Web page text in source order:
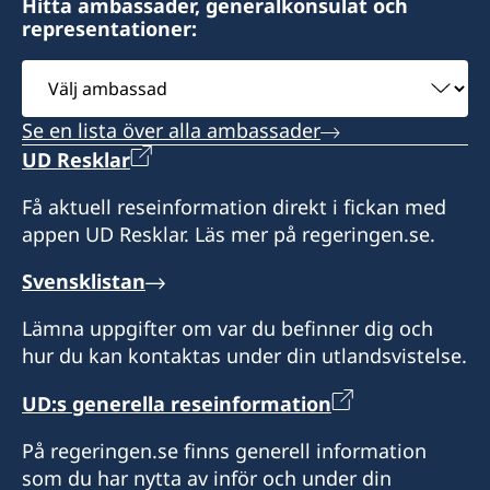
Assistant
Jamilya Bazarova
representationer:
Välj
ambassad
Se en lista över alla ambassader
UD Resklar
Få aktuell reseinformation direkt i fickan med
appen UD Resklar. Läs mer på regeringen.se.
Svensklistan
Lämna uppgifter om var du befinner dig och
hur du kan kontaktas under din utlandsvistelse.
UD:s generella reseinformation
På regeringen.se finns generell information
som du har nytta av inför och under din